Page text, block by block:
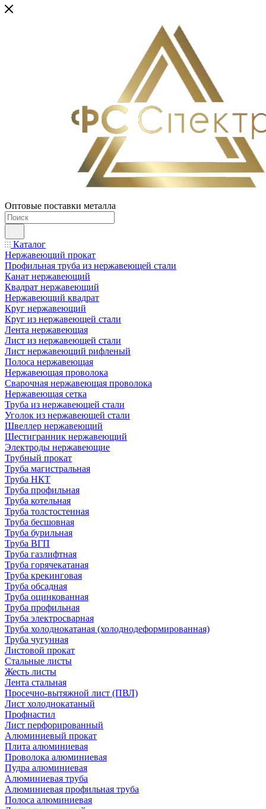
Оптовые поставки металла
Каталог
Нержавеющий прокат
Профильная труба из нержавеющей стали
Канат нержавеющий
Квадрат нержавеющий
Нержавеющий квадрат
Круг нержавеющий
Круг из нержавеющей стали
Лента нержавеющая
Лист из нержавеющей стали
Лист нержавеющий рифленый
Полоса нержавеющая
Нержавеющая проволока
Сварочная нержавеющая проволока
Нержавеющая сетка
Труба из нержавеющей стали
Уголок из нержавеющей стали
Швеллер нержавеющий
Шестигранник нержавеющий
Электроды нержавеющие
Трубный прокат
Труба магистральная
Труба НКТ
Труба профильная
Труба котельная
Труба толстостенная
Труба бесшовная
Труба бурильная
Труба ВГП
Труба газлифтная
Труба горячекатаная
Труба крекинговая
Труба обсадная
Труба оцинкованная
Труба профильная
Труба электросварная
Труба холоднокатаная (холоднодеформированная)
Труба чугунная
Листовой прокат
Стальные листы
Жесть листы
Лента стальная
Просечно-вытяжной лист (ПВЛ)
Лист холоднокатаный
Профнастил
Лист перфорированный
Алюминиевый прокат
Плита алюминиевая
Проволока алюминиевая
Пудра алюминиевая
Алюминиевая труба
Алюминиевая профильная труба
Полоса алюминиевая